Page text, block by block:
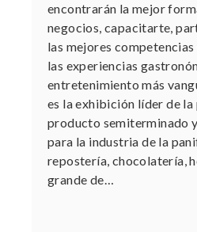
encontrarán la mejor
negocios, capacitarte,
las mejores
las experiencias
entretenimiento más
es la exhibición líder de
producto semiterminado
para la industria de la
repostería, chocolatería,
grande de…